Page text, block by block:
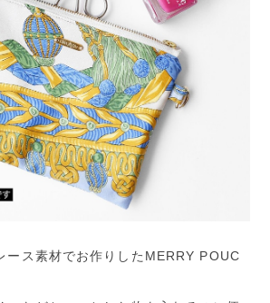
ース素材でお作りしたMERRY POUC